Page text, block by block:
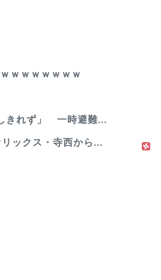
ｗｗｗｗｗｗｗ
きれず」 一時避難...
ックス・寺西から...